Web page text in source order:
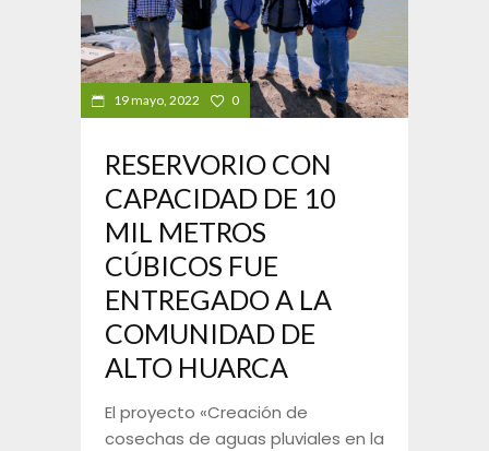
19 mayo, 2022 0
RESERVORIO CON
CAPACIDAD DE 10
MIL METROS
CÚBICOS FUE
ENTREGADO A LA
COMUNIDAD DE
ALTO HUARCA
El proyecto «Creación de
cosechas de aguas pluviales en la